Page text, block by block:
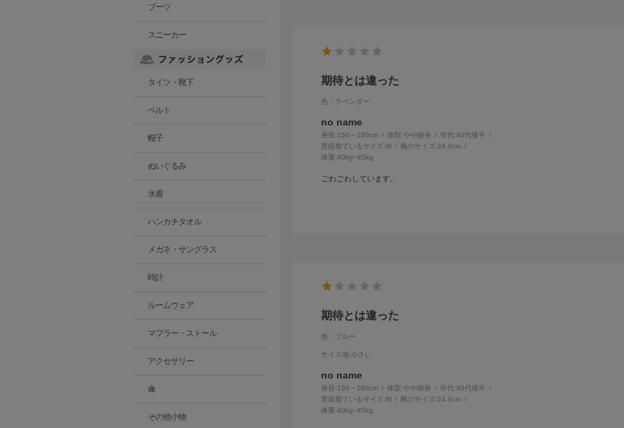
期待とは違った
色：ラベンダー
no name
身長:156～160cm 体型:細身 年代:40代後半
普段着ているサイズ:M 靴のサイズ:24.0cm
体重:40kg~45kg
ごわごわしています。
期待とは違った
色：ブルー
サイズ感:小さい
no name
身長:156～160cm 体型:細身 年代:40代後半
普段着ているサイズ:M 靴のサイズ:24.0cm
体重:40kg~45kg
ブーツ
スニーカー
タイツ・靴下
ベルト
帽子
ぬいぐるみ
水着
ハンカチタオル
メガネ・サングラス
時計
ルームウェア
マフラー・ストール
アクセサリー
傘
その他小物